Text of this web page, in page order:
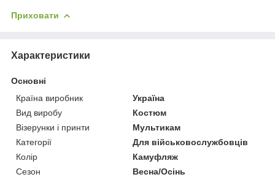
Приховати
Характеристики
Основні
Країна виробник
Україна
Вид виробу
Костюм
Візерунки і принти
Мультикам
Категорії
Для військовослужбовців
Колір
Камуфляж
Сезон
Весна/Осінь